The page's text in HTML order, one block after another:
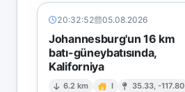
20:32:52 05.08.2026
Johannesburg'un 16 km
batı-güneybatısında,
Kaliforniya
6.2 km I 35.33, -117.80